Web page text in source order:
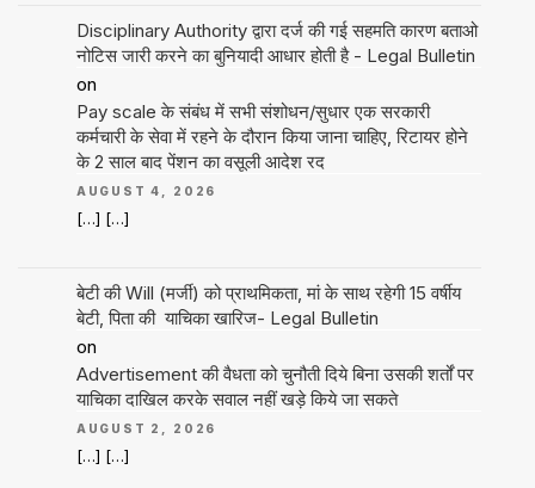
Disciplinary Authority द्वारा दर्ज की गई सहमति कारण बताओ
नोटिस जारी करने का बुनियादी आधार होती है - Legal Bulletin
on
Pay scale के संबंध में सभी संशोधन/सुधार एक सरकारी
कर्मचारी के सेवा में रहने के दौरान किया जाना चाहिए, रिटायर होने
के 2 साल बाद पेंशन का वसूली आदेश रद
AUGUST 4, 2026
[…] […]
बेटी की Will (मर्जी) को प्राथमिकता, मां के साथ रहेगी 15 वर्षीय
बेटी, पिता की याचिका खारिज- Legal Bulletin
on
Advertisement की वैधता को चुनौती दिये बिना उसकी शर्तों पर
याचिका दाखिल करके सवाल नहीं खड़े किये जा सकते
AUGUST 2, 2026
[…] […]